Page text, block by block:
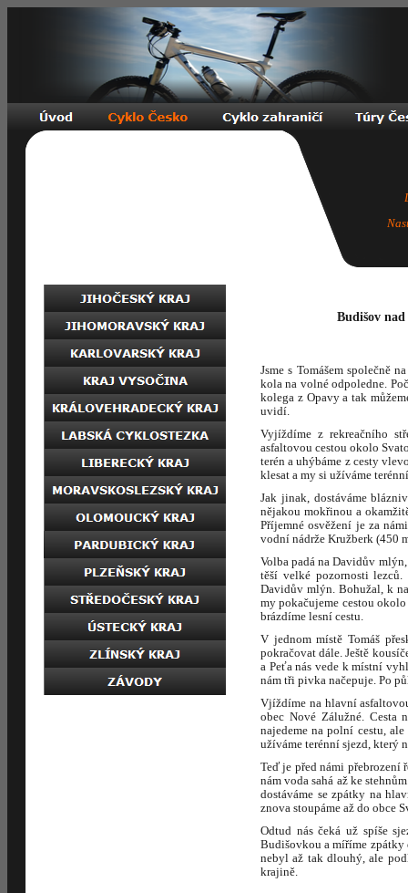
Budišov
Jsme s Tomášem společně
kola na volné odpoledne.
kolega z Opavy a tak
uvidí.
Vyjíždíme z rekreačního
asfaltovou cestou okolo
terén a uhýbáme z cesty
klesat a my si užíváme
Jak jinak, dostáváme
nějakou mokřinou a
Příjemné osvěžení je za
vodní nádrže Kružberk (450
Volba padá na Davidův
těší velké pozornosti
Davidův mlýn. Bohužal, k
my pokačujeme cestou
brázdíme lesní cestu.
V jednom místě Tomáš
pokračovat dále. Ještě
a Peťa nás vede k místní
nám tři pivka načepuje. Po
Vjíždíme na hlavní
obec Nové Zálužné. Cesta
najedeme na polní cestu,
užíváme terénní sjezd, který
Teď je před námi přebrození
nám voda sahá až ke
dostáváme se zpátky na
znova stoupáme až do obce
Odtud nás čeká už spíše
Budišovkou a míříme zpátky
nebyl až tak dlouhý, ale
krajině.